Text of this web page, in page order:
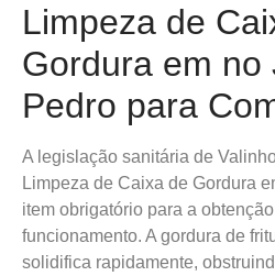
Limpeza de
Gordura em no
Pedro para
A legislação sanitária de
Limpeza de Caixa de Gordura
item obrigatório para a
funcionamento. A gordura de
solidifica rapidamente,